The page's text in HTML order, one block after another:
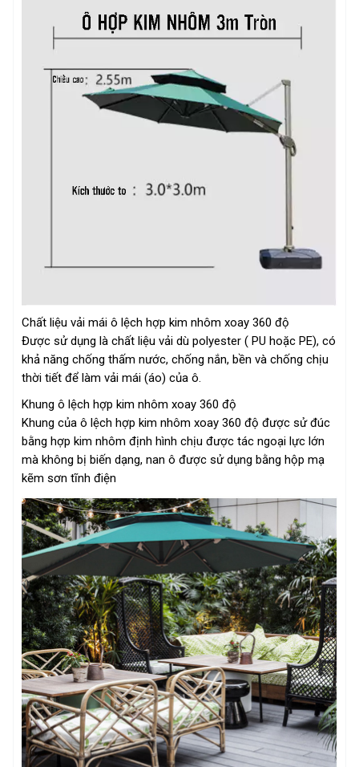
Chất liệu vải mái ô lệch hợp kim nhôm xoay 360 độ
Được sử dụng là chất liệu vải dù polyester ( PU hoặc PE), có
khả năng chống thấm nước, chống nắn, bền và chống chịu
thời tiết để làm vải mái (áo) của ô.
Khung ô lệch hợp kim nhôm xoay 360 độ
Khung của ô lệch hợp kim nhôm xoay 360 độ được sử đúc
bằng hợp kim nhôm định hình chịu được tác ngoại lực lớn
mà không bị biến dạng, nan ô được sử dụng bằng hộp mạ
kẽm sơn tĩnh điện